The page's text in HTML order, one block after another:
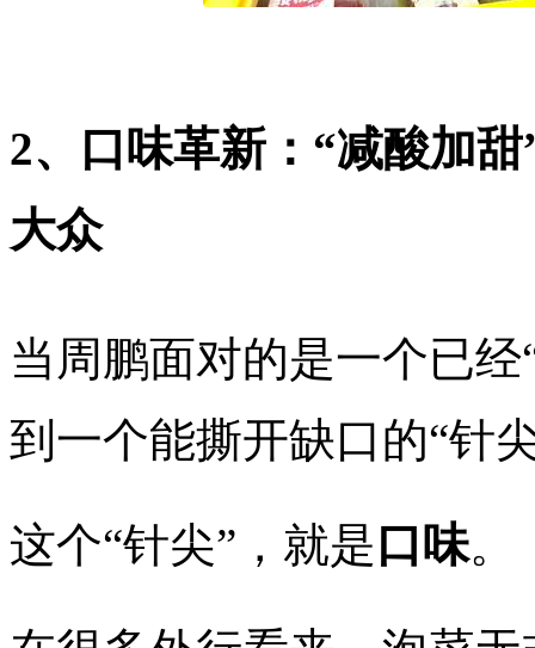
2、口味革新：“减酸加
大众
当周鹏面对的是一个已
到一个能撕开缺口的“针
这个“针尖”，就是 口味。